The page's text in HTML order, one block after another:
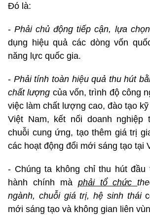
Đó là:
-Phải chủ động tiếp cận, lựa
dụng hiệu quả các dòng vốn
năng lực quốc gia.
- Phải tính toàn hiệu quả thu hút
chất lượng của vốn, trình độ công
việc làm chất lượng cao, đào tạo
Việt Nam, kết nối doanh nghiệp
chuỗi cung ứng, tạo thêm giá trị
các hoạt động đổi mới sáng tạo tại
- Chúng ta không chỉ thu hút
hành chính mà phải tổ chức
ngành, chuỗi giá trị, hệ sinh thái
mới sáng tạo và không gian liên